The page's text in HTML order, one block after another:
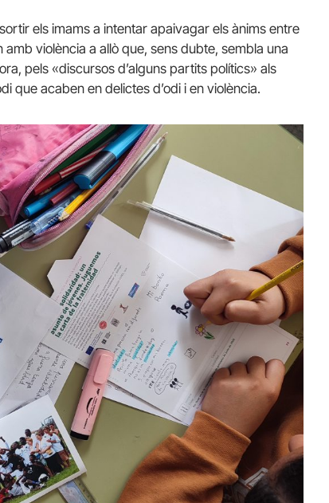
els imams a intentar apaivagar els ànims entre
violència a allò que, sens dubte, sembla una
pels «discursos d’alguns partits polítics» als
que acaben en delictes d’odi i en violència.